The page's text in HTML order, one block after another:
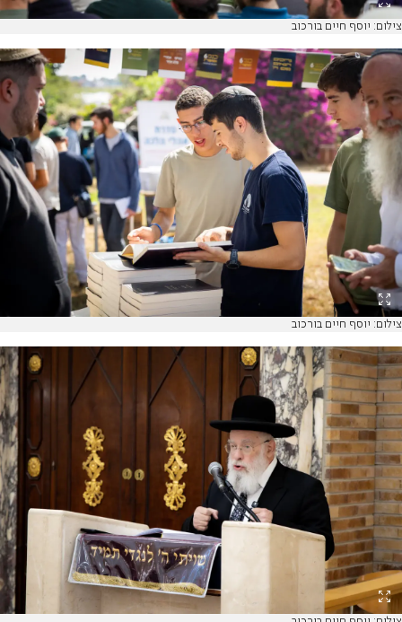
צילום: יוסף חיים בורכוב
צילום: יוסף חיים בורכוב